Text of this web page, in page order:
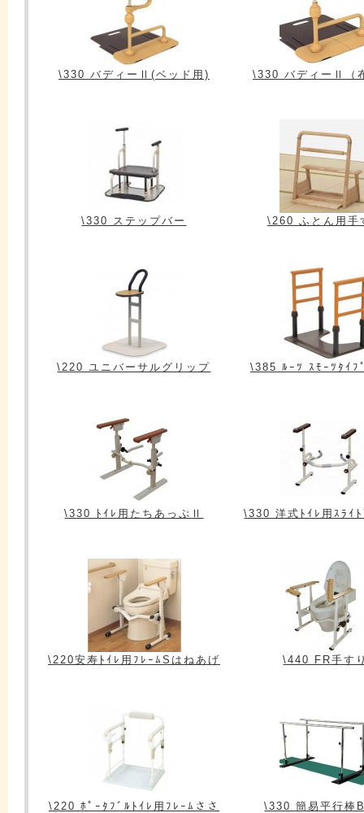
\330 バディーⅡ(ベッド用) \330 バディーⅡ（
\330 ステップバー \260 ふとん用手
\220 ユニバーサルグリップ \385 ﾙｰﾂ ｽﾓｰﾂﾀｲﾌ
\330 ﾄｲﾚ用たちあっぷⅡ \330 洋式ﾄｲﾚ用ｽﾗｲ
\220安寿ﾄｲﾚ用ﾌﾚｰﾑSはねあげ \440 FR手す
\220 ﾎﾟｰﾀﾌﾞﾙﾄｲﾚ用ﾌﾚｰﾑささ
\330 簡易平行棒